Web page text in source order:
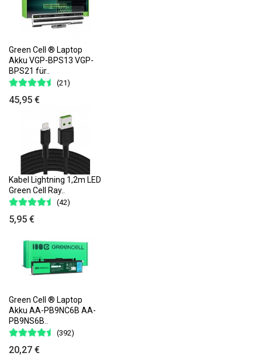
Green Cell ® Laptop
Akku VGP-BPS13 VGP-
BPS21 für..
(21)
45,95 €
Kabel Lightning 1,2m LED
Green Cell Ray..
(42)
5,95 €
Green Cell ® Laptop
Akku AA-PB9NC6B AA-
PB9NS6B..
(392)
20,27 €